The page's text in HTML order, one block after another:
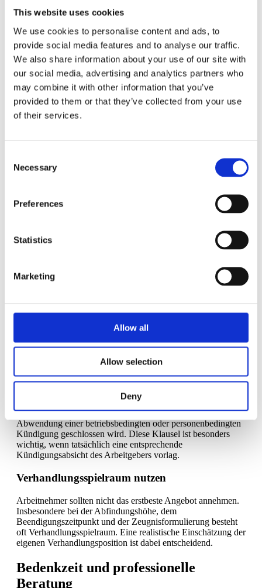
This website uses cookies
We use cookies to personalise content and ads, to
provide social media features and to analyse our traffic.
We also share information about your use of our site with
our social media, advertising and analytics partners who
may combine it with other information that you’ve
provided to them or that they’ve collected from your use
of their services.
Selection
Necessary
Preferences
Statistics
Marketing
Allow all
Allow selection
Deny
Die Wirksamkeit eines Aufhebungsvertrags steht und fällt mit
der Einhaltung rechtlicher Vorgaben. Neben der zwingenden
Schriftform müssen beide Parteien den Vertrag ohne Druck
und in voller Kenntnis der Konsequenzen unterzeichnen.
Ein Verstoß gegen das Gebot des fairen Verhandelns kann zur
Unwirksamkeit führen. Dies ist beispielsweise der Fall, wenn
der Arbeitgeber mit fristloser Kündigung droht, ohne dass
dafür ein triftiger Grund vorliegt, oder wenn unzureichend
rechtlich zu prüfen. Besonders bei komplexen Sachverhalten
oder hohen Abfindungssummen ist professioneller Rechtsrat
Verhandlungstipps und wichtige
Ein vollständiger Aufhebungsvertrag sollte folgende Punkte
Höhe und Fälligkeit der Abfindung
Regelungen zur Freistellung und Urlaubsabgeltung
Rückgabe von Firmeneigentum
Wettbewerbsverbote und Geheimhaltungspflichten
Vermeidung der Sperrzeit
Um eine Sperrzeit zu vermeiden, sollte im Vertrag explizit
festgehalten werden, dass der Aufhebungsvertrag zur
Abwendung einer betriebsbedingten oder personenbedingten
Kündigung geschlossen wird. Diese Klausel ist besonders
wichtig, wenn tatsächlich eine entsprechende
Kündigungsabsicht des Arbeitgebers vorlag.
Verhandlungsspielraum nutzen
Arbeitnehmer sollten nicht das erstbeste Angebot annehmen.
Insbesondere bei der Abfindungshöhe, dem
Beendigungszeitpunkt und der Zeugnisformulierung besteht
oft Verhandlungsspielraum. Eine realistische Einschätzung der
eigenen Verhandlungsposition ist dabei entscheidend.
Bedenkzeit und professionelle
Beratung